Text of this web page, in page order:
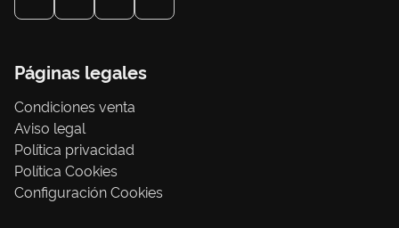
Páginas legales
Condiciones venta
Aviso legal
Política privacidad
Política Cookies
Configuración Cookies